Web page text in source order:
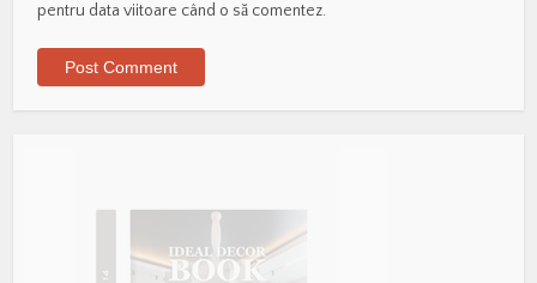
pentru data viitoare când o să comentez.